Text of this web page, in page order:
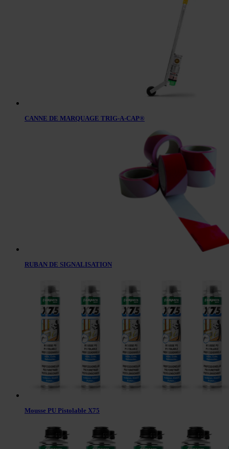
CANNE DE MARQUAGE TRIG-A-CAP®
RUBAN DE SIGNALISATION
Mousse PU Pistolable X75